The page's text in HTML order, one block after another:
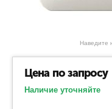
Наведите
Цена по запросу
Наличие уточняйте